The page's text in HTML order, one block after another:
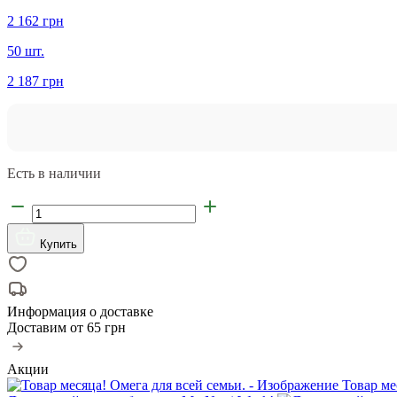
2 162 грн
50 шт.
2 187 грн
Есть в наличии
Купить
Информация о доставке
Доставим от 65 грн
Акции
Товар